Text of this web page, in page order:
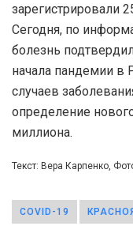
зарегистрировали
Сегодня, по
болезнь
начала пандемии в
случаев
определение
миллиона.
Текст: Вера Карпенко,
COVID-19